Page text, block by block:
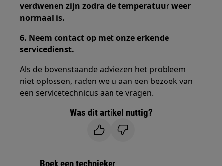
verdwenen zijn zodra de temperatuur weer
normaal is.
6. Neem contact op met onze erkende
servicedienst.
Als de bovenstaande adviezen het probleem
niet oplossen, raden we u aan een bezoek van
een servicetechnicus aan te vragen.
Was dit artikel nuttig?
Boek een technieker